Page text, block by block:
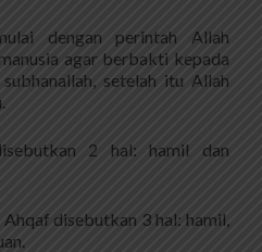
dengan perintah Allah
agar berbakti kepada
setelah itu Allah
2 hal: hamil dan
disebutkan 3 hal: hamil,